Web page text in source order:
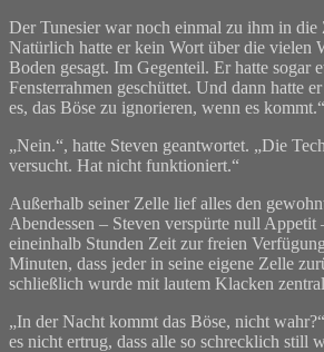
Der Tunesier war noch einmal zu ihm in die
Natürlich hatte er kein Wort über die vielen
Boden gesagt. Im Gegenteil. Er hatte sogar
Fensterrahmen geschüttet. Und dann hatte
es, das Böse zu ignorieren, wenn es kommt.“
„Nein.“, hatte Steven geantwortet. „Die
versucht. Hat nicht funktioniert.“
Außerhalb seiner Zelle lief alles den
Abendessen – Steven verspürte null Appetit
eineinhalb Stunden Zeit zur freien
Minuten, dass jeder in seine eigene Zelle
schließlich wurde mit lautem Klacken
„In der Nacht kommt das Böse, nicht
es nicht ertrug, dass alle so schrecklich still